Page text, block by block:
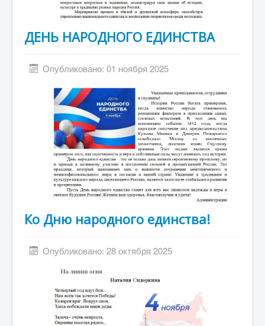
ДЕНЬ НАРОДНОГО ЕДИНСТВА
Опубликовано: 01 ноября 2025
Ко Дню народного единства!
Опубликовано: 28 октября 2025